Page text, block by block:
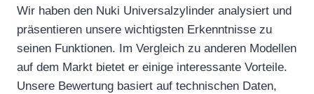
Wir haben den Nuki Universalzylinder analysiert und
präsentieren unsere wichtigsten Erkenntnisse zu
seinen Funktionen. Im Vergleich zu anderen Modellen
auf dem Markt bietet er einige interessante Vorteile.
Unsere Bewertung basiert auf technischen Daten,